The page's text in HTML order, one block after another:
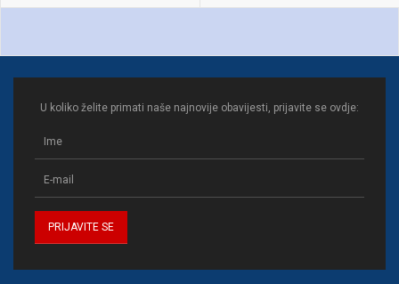
U koliko želite primati naše najnovije obavijesti, prijavite se ovdje: